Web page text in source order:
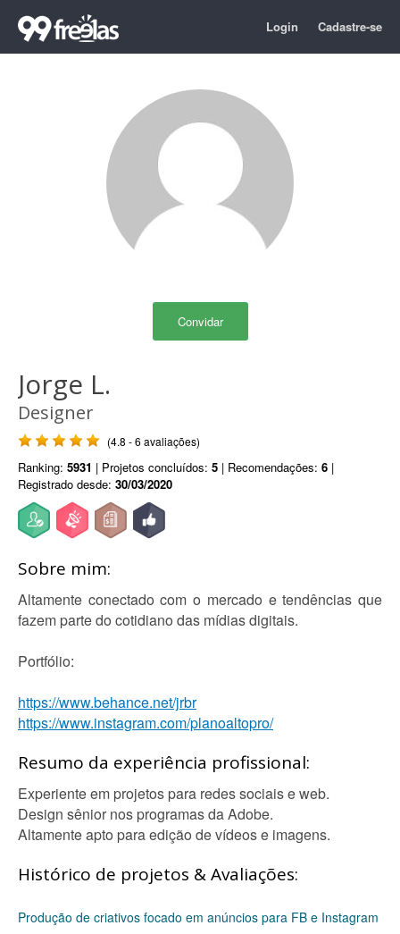
Login Cadastre-se
Convidar
Jorge L.
Designer
(4.8 - 6 avaliações)
Ranking: 5931 | Projetos concluídos: 5 | Recomendações: 6 |
Registrado desde: 30/03/2020
Sobre mim:
Altamente conectado com o mercado e tendências que
fazem parte do cotidiano das mídias digitais.
Portfólio:
https://www.behance.net/jrbr
https://www.instagram.com/planoaltopro/
Resumo da experiência profissional:
Experiente em projetos para redes sociais e web.
Design sênior nos programas da Adobe.
Altamente apto para edição de vídeos e imagens.
Histórico de projetos & Avaliações:
Produção de criativos focado em anúncios para FB e Instagram